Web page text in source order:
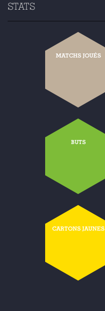
STATS
MATCHS JOUÉS
BUTS
CARTONS JAUNES